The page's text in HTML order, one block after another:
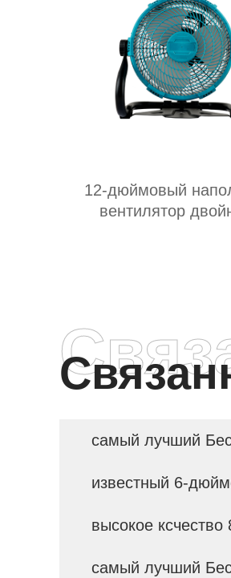
12-дюймовый
вентилятор
самый лучший
известный 6-
высокое
самый лучший